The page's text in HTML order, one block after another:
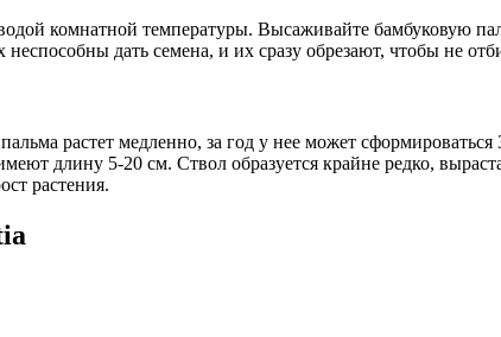
комнатной температуры. Высаживайте бамбуковую
дать семена, и их сразу обрезают, чтобы не
растет медленно, за год у нее может
длину 5-20 см. Ствол образуется крайне редко,
растения.